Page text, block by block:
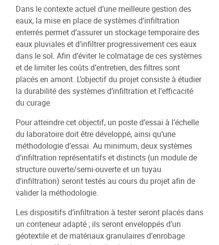
Dans le contexte actuel d’une meilleure gestion des
eaux, la mise en place de systèmes d’infiltration
enterrés permet d’assurer un stockage temporaire des
eaux pluviales et d’infiltrer progressivement ces eaux
dans le sol. Afin d’éviter le colmatage de ces systèmes
et de limiter les coûts d’entretien, des filtres sont
placés en amont. L’objectif du projet consiste à étudier
la durabilité des systèmes d’infiltration et l’efficacité
du curage.
Pour atteindre cet objectif, un poste d’essai à l’échelle
du laboratoire doit être développé, ainsi qu’une
méthodologie d’essai. Au minimum, deux systèmes
d’infiltration représentatifs et distincts (un module de
structure ouverte/semi-ouverte et un tuyau
d’infiltration) seront testés au cours du projet afin de
valider la méthodologie.
Les dispositifs d’infiltration à tester seront placés dans
un conteneur adapté ; ils seront enveloppés d’un
géotextile et de matériaux granulaires d’enrobage